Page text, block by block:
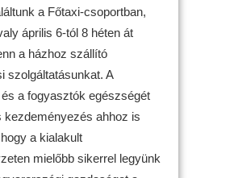
a Főtaxi-csoportban,
április 6-tól 8 héten át
a házhoz szállító
szolgáltatásunkat. A
a fogyasztók egészségét
kezdeményezés ahhoz is
a kialakult
mielőbb sikerrel legyünk